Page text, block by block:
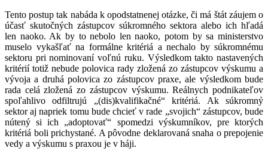
Tento postup tak nabáda k opodstatnenej otázke, či má štát záujem o
účasť skutočných zástupcov súkromného sektora alebo ich hľadá
len naoko. Ak by to nebolo len naoko, potom by sa ministerstvo
muselo vykašľať na formálne kritériá a nechalo by súkromnému
sektoru pri nominovaní voľnú ruku. Výsledkom takto nastavených
kritérií totiž nebude polovica rady zložená zo zástupcov výskumu a
vývoja a druhá polovica zo zástupcov praxe, ale výsledkom bude
rada celá zložená zo zástupcov výskumu. Reálnych podnikateľov
spoľahlivo odfiltrujú „(dis)kvalifikačné“ kritériá. Ak súkromnỷ
sektor aj napriek tomu bude chcieť v rade „svojich“ zástupcov, bude
nútený si ich „adoptovať“ spomedzi výskumníkov, pre ktorých
kritériá boli prichystané. A pôvodne deklarovaná snaha o prepojenie
vedy a výskumu s praxou je v háji.